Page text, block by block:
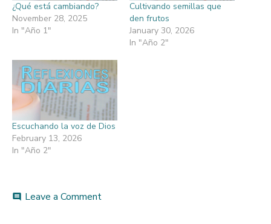
¿Qué está cambiando?
November 28, 2025
In "Año 1"
Cultivando semillas que
den frutos
January 30, 2026
In "Año 2"
Escuchando la voz de Dios
February 13, 2026
In "Año 2"
comment Leave a Commenton